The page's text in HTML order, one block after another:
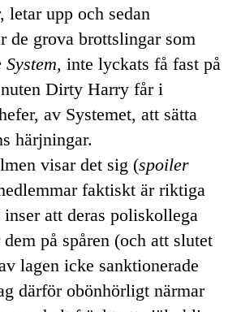
letar upp och sedan
de grova brottslingar som
System, inte lyckats få fast på
Dirty Harry får i
av Systemet, att sätta
härjningar.
visar det sig (spoiler
faktiskt är riktiga
att deras poliskollega
på spåren (och att slutet
lagen icke sanktionerade
därför obönhörligt närmar